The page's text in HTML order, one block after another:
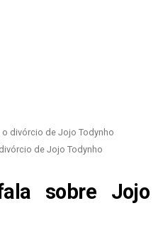
de Jojo Todynho
sobre Jojo